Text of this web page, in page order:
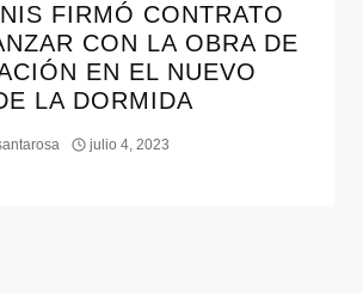
FIRMÓ CONTRATO
CON LA OBRA DE
EN EL NUEVO
LA DORMIDA
julio 4, 2023